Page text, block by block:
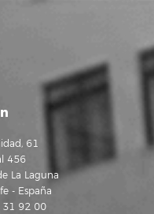
61
456
La Laguna
- España
31 92 00